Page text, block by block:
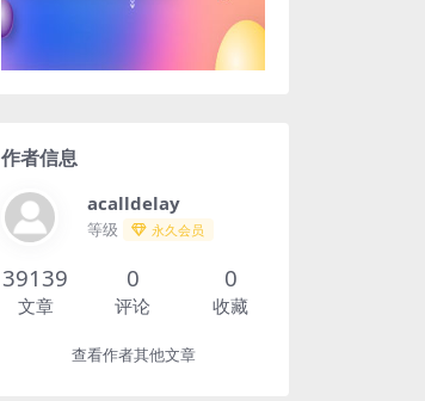
作者信息
acalldelay
等级 永久会员
39139
文章
0
评论
0
收藏
查看作者其他文章